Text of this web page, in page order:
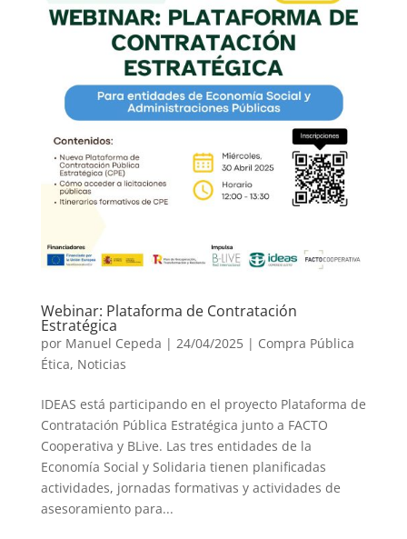
Webinar: Plataforma de Contratación
Estratégica
por Manuel Cepeda | 24/04/2025 | Compra Pública
Ética, Noticias
IDEAS está participando en el proyecto Plataforma de
Contratación Pública Estratégica junto a FACTO
Cooperativa y BLive. Las tres entidades de la
Economía Social y Solidaria tienen planificadas
actividades, jornadas formativas y actividades de
asesoramiento para...